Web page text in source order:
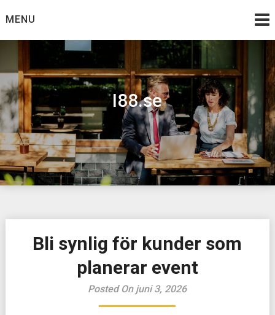
toMENU
I88.se
Bli synlig för kunder som
planerar event
Posted On juni 3, 2026